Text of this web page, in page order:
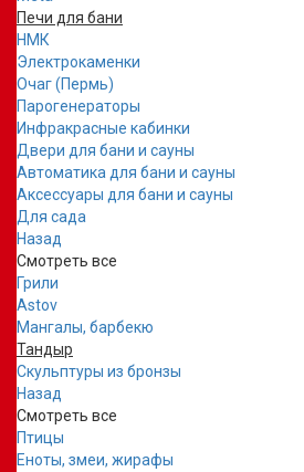
Печи для бани
НМК
Электрокаменки
Очаг (Пермь)
Парогенераторы
Инфракрасные кабинки
Двери для бани и сауны
Автоматика для бани и сауны
Аксессуары для бани и сауны
Для сада
Назад
Смотреть все
Грили
Astov
Мангалы, барбекю
Тандыр
Скульптуры из бронзы
Назад
Смотреть все
Птицы
Еноты, змеи, жирафы